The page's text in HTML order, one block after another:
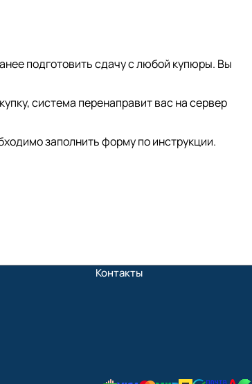
подготовить сдачу с любой купюры. Вы
система перенаправит вас на сервер
заполнить форму по инструкции.
Контакты